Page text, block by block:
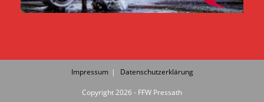
Impressum Datenschutzerklärung
Copyright 2026 - FFW Pressath